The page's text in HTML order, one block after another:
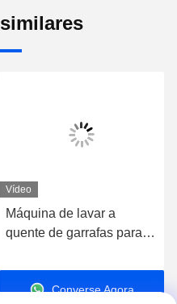
Vídeo
Máquina de lavar a
quente de garrafas para
Máquina de reciclagem de
garrafas de plástico
Converse Agora